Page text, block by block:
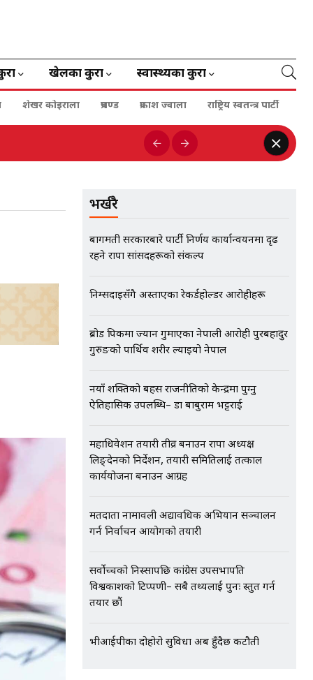
खेलका कुरा स्वास्थ्यका कुरा
शेखर कोइराला प्रचण्ड प्रकाश ज्वाला राष्ट्रिय स्वतन्त्र पार्टी
भर्खरै
बागमती सरकारबारे पार्टी निर्णय कार्यान्वयनमा दृढ
रहने राप्रपा सांसदहरूको संकल्प
निम्सदाइसँगै अस्ताएका रेकर्डहोल्डर आरोहीहरू
ब्रोड पिकमा ज्यान गुमाएका नेपाली आरोही पुरबहादुर
गुरुङको पार्थिव शरीर ल्याइयो नेपाल
नयाँ शक्तिको बहस राजनीतिको केन्द्रमा पुग्नु
ऐतिहासिक उपलब्धि– डा बाबुराम भट्टराई
महाधिवेशन तयारी तीव्र बनाउन राप्रपा अध्यक्ष
लिङ्देनको निर्देशन, तयारी समितिलाई तत्काल
कार्ययोजना बनाउन आग्रह
मतदाता नामावली अद्यावधिक अभियान सञ्चालन
गर्न निर्वाचन आयोगको तयारी
सर्वोच्चको निस्सापछि कांग्रेस उपसभापति
विश्वप्रकाशको टिप्पणी– सबै तथ्यलाई पुनः प्रस्तुत गर्न
तयार छौं
भीआईपीका दोहोरो सुविधा अब हुँदैछ कटौती